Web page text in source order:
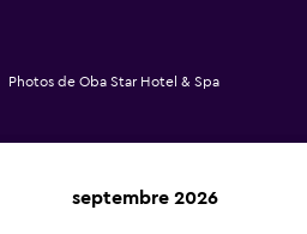
Photos de Oba Star Hotel & Spa
septembre 2026